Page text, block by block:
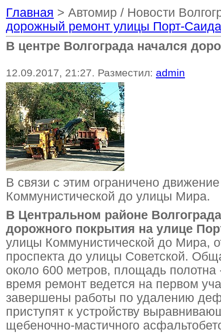
Главная > Автомир / Новости
дорожный ремонт улицы Порт-Саида
В центре Волгограда начался
12.09.2017, 21:27. Разместил: admin
В связи с этим ограничено
Коммунистической до улицы Мира.
В Центральном районе
дорожного покрытия на улице
улицы Коммунистической до Мира,
проспекта до улицы Советской.
около 600 метров, площадь
время ремонт ведется на первом
завершены работы по удалению
приступят к устройству
щебеночно-мастичного